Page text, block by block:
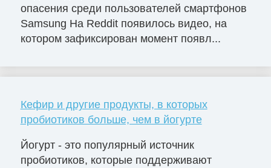
опасения среди пользователей смартфонов
Samsung На Reddit появилось видео, на
котором зафиксирован момент появл...
Кефир и другие продукты, в которых
пробиотиков больше, чем в йогурте
Йогурт - это популярный источник
пробиотиков, которые поддерживают